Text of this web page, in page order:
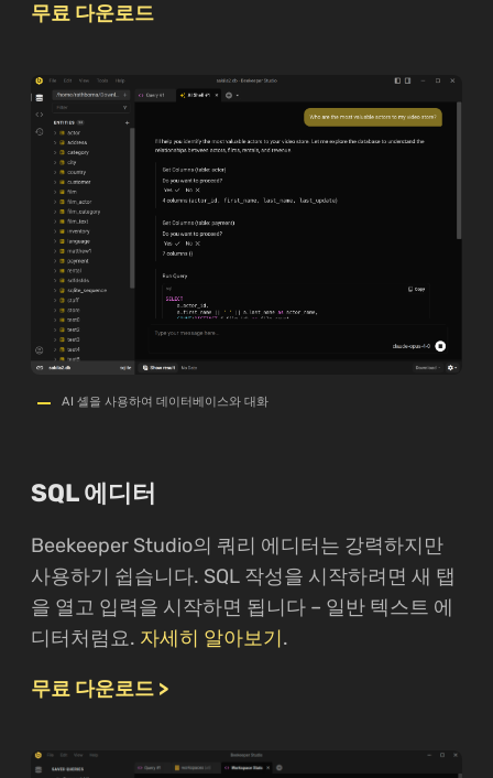
무료 다운로드
AI 셸을 사용하여 데이터베이스와 대화
SQL 에디터
Beekeeper Studio의 쿼리 에디터는 강력하지만
사용하기 쉽습니다. SQL 작성을 시작하려면 새 탭
을 열고 입력을 시작하면 됩니다 – 일반 텍스트 에
디터처럼요. 자세히 알아보기.
무료 다운로드 >